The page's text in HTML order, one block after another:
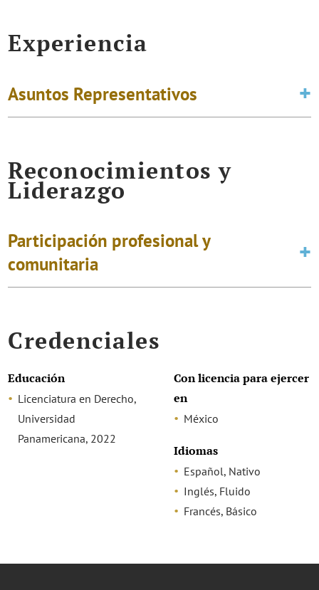
Experiencia
Asuntos Representativos
Reconocimientos y
Liderazgo
Participación profesional y
comunitaria
Credenciales
Educación
Licenciatura en Derecho,
Universidad
Panamericana, 2022
Con licencia para ejercer
en
México
Idiomas
Español, Nativo
Inglés, Fluido
Francés, Básico